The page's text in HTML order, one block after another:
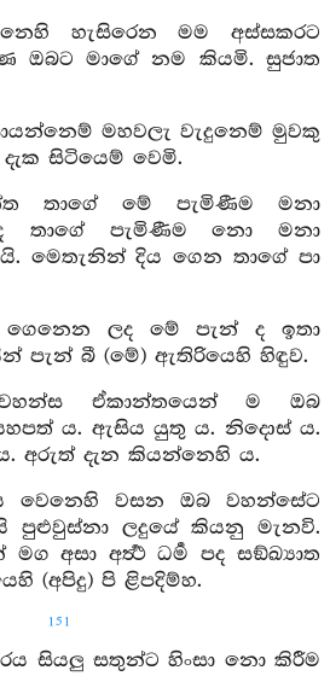
හැසිරෙන මම අස්සකරට
ඔබට මාගේ නම කියමි. සුජාත
මහවලැ වැදුනෙම් මුවකු
සිටියෙම් වෙමි.
තාගේ මේ පැමිණීම මනා
තාගේ පැමිණීම නො මනා
මෙතැනින් දිය ගෙන තාගේ පා
ගෙනෙන ලද මේ පැන් ද ඉතා
පැන් බී (මේ) ඇතිරියෙහි හිඳුව.
වහන්ස ඒකාන්තයෙන් ම ඔබ
ය. ඇසිය යුතු ය. නිදොස් ය.
අරුත් දැන කියන්නෙහි ය.
වෙනෙහි වසන ඔබ වහන්සේට
පුළුවුස්නා ලදුයේ කියනු මැනවි.
අසා අර්‍ත්‍ථ ධර්‍ම පද සඞ්ඛ්‍යාත
(අපිදු) පි ළිපදිම්හ.
151
සියලු සතුන්ට හිංසා නො කිරීම